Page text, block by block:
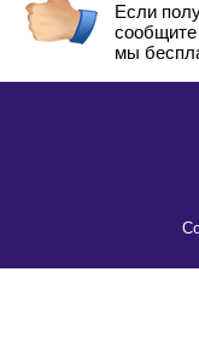
Если
сообщите
мы